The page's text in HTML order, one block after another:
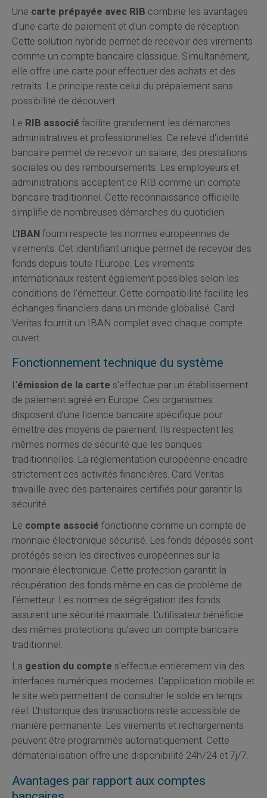
Une carte prépayée avec RIB combine les avantages
d'une carte de paiement et d'un compte de réception.
Cette solution hybride permet de recevoir des virements
comme un compte bancaire classique. Simultanément,
elle offre une carte pour effectuer des achats et des
retraits. Le principe reste celui du prépaiement sans
possibilité de découvert.
Le RIB associé facilite grandement les démarches
administratives et professionnelles. Ce relevé d'identité
bancaire permet de recevoir un salaire, des prestations
sociales ou des remboursements. Les employeurs et
administrations acceptent ce RIB comme un compte
bancaire traditionnel. Cette reconnaissance officielle
simplifie de nombreuses démarches du quotidien.
L'IBANfourni respecte les normes européennes de
virements. Cet identifiant unique permet de recevoir des
fonds depuis toute l'Europe. Les virements
internationaux restent également possibles selon les
conditions de l'émetteur. Cette compatibilité facilite les
échanges financiers dans un monde globalisé. Card
Veritas fournit un IBAN complet avec chaque compte
ouvert.
Fonctionnement technique du système
L'émission de la carte s'effectue par un établissement
de paiement agréé en Europe. Ces organismes
disposent d'une licence bancaire spécifique pour
émettre des moyens de paiement. Ils respectent les
mêmes normes de sécurité que les banques
traditionnelles. La réglementation européenne encadre
strictement ces activités financières. Card Veritas
travaille avec des partenaires certifiés pour garantir la
sécurité.
Le compte associé fonctionne comme un compte de
monnaie électronique sécurisé. Les fonds déposés sont
protégés selon les directives européennes sur la
monnaie électronique. Cette protection garantit la
récupération des fonds même en cas de problème de
l'émetteur. Les normes de ségrégation des fonds
assurent une sécurité maximale. L'utilisateur bénéficie
des mêmes protections qu'avec un compte bancaire
traditionnel.
La gestion du compte s'effectue entièrement via des
interfaces numériques modernes. L'application mobile et
le site web permettent de consulter le solde en temps
réel. L'historique des transactions reste accessible de
manière permanente. Les virements et rechargements
peuvent être programmés automatiquement. Cette
dématérialisation offre une disponibilité 24h/24 et 7j/7.
Avantages par rapport aux comptes